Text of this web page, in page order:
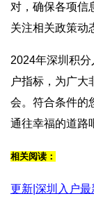
对，确保各项信
关注相关政策动
2024年深圳积
户指标，为广大
会。符合条件的
通往幸福的道路
相关阅读：
更新|深圳入户